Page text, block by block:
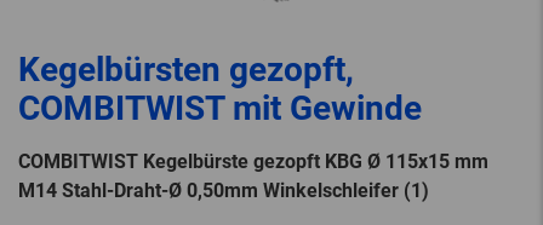
Kegelbürsten gezopft,
COMBITWIST mit Gewinde
COMBITWIST Kegelbürste gezopft KBG Ø 115x15 mm
M14 Stahl-Draht-Ø 0,50mm Winkelschleifer (1)